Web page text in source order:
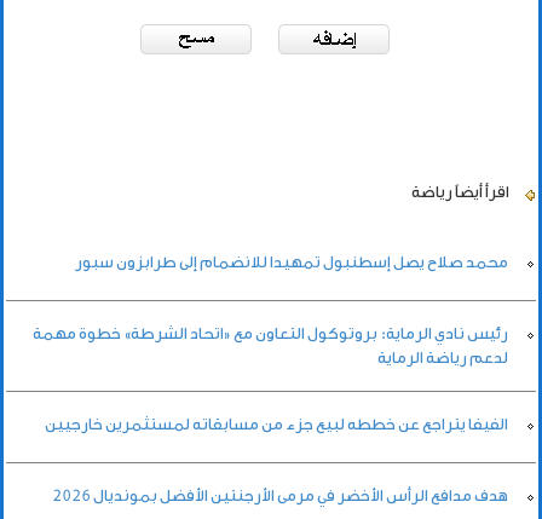
اقرأ أيضاً رياضة
محمد صلاح يصل إسطنبول تمهيدا للانضمام إلى طرابزون سبور
رئيس نادي الرماية: بروتوكول التعاون مع «اتحاد الشرطة» خطوة مهمة
لدعم رياضة الرماية
الفيفا يتراجع عن خططه لبيع جزء من مسابقاته لمستثمرين خارجيين
هدف مدافع الرأس الأخضر في مرمى الأرجنتين الأفضل بمونديال 2026